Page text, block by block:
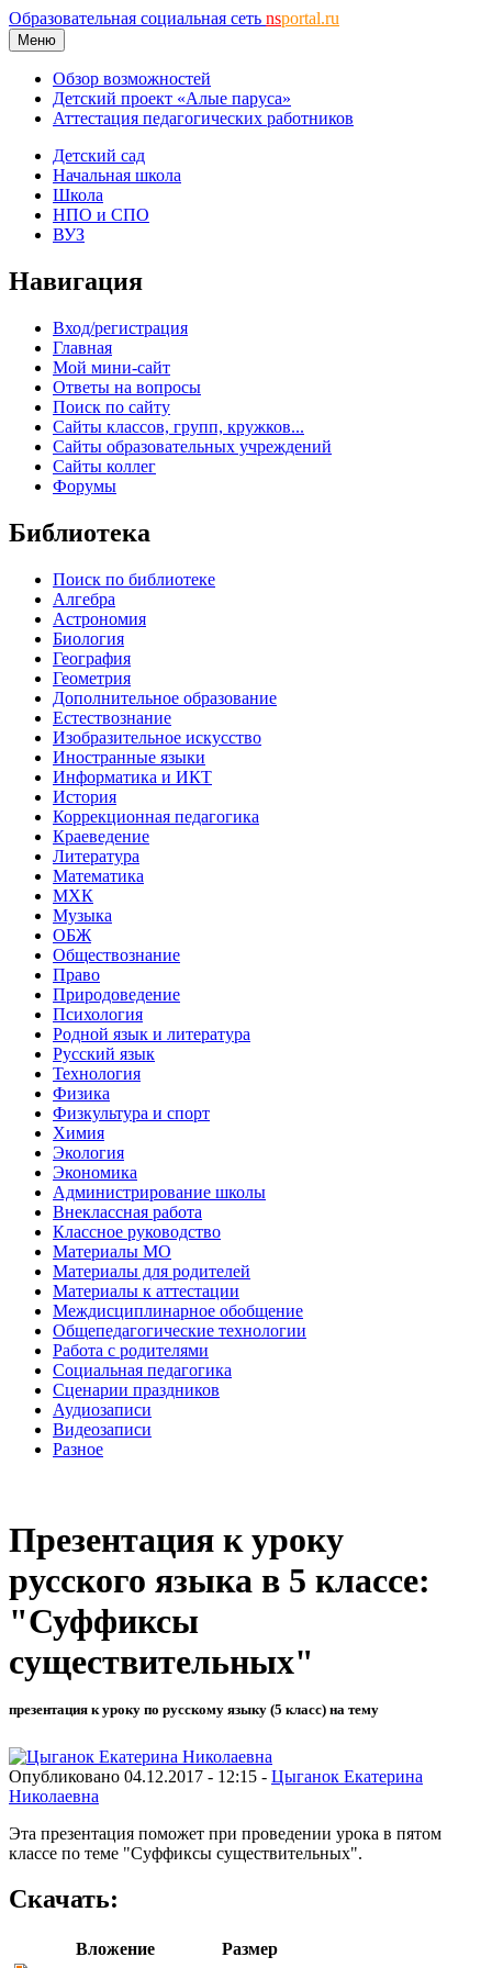
Образовательная социальная сеть nsportal.ru
Меню
Обзор возможностей
Детский проект «Алые паруса»
Аттестация педагогических работников
Детский сад
Начальная школа
Школа
НПО и СПО
ВУЗ
Навигация
Вход/регистрация
Главная
Мой мини-сайт
Ответы на вопросы
Поиск по сайту
Сайты классов, групп, кружков...
Сайты образовательных учреждений
Сайты коллег
Форумы
Библиотека
Поиск по библиотеке
Алгебра
Астрономия
Биология
География
Геометрия
Дополнительное образование
Естествознание
Изобразительное искусство
Иностранные языки
Информатика и ИКТ
История
Коррекционная педагогика
Краеведение
Литература
Математика
МХК
Музыка
ОБЖ
Обществознание
Право
Природоведение
Психология
Родной язык и литература
Русский язык
Технология
Физика
Физкультура и спорт
Химия
Экология
Экономика
Администрирование школы
Внеклассная работа
Классное руководство
Материалы МО
Материалы для родителей
Материалы к аттестации
Междисциплинарное обобщение
Общепедагогические технологии
Работа с родителями
Социальная педагогика
Сценарии праздников
Аудиозаписи
Видеозаписи
Разное
Презентация к уроку
русского языка в 5 классе:
"Суффиксы
существительных"
презентация к уроку по русскому языку (5 класс) на тему
Опубликовано 04.12.2017 - 12:15 - Цыганок Екатерина
Николаевна
Эта презентация поможет при проведении урока в пятом
классе по теме "Суффиксы существительных".
Скачать:
Вложение
Размер